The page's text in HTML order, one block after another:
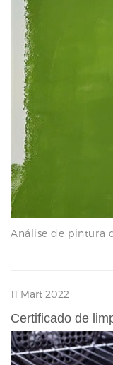
Análise de pintura
11 Mart 2022
Certificado de